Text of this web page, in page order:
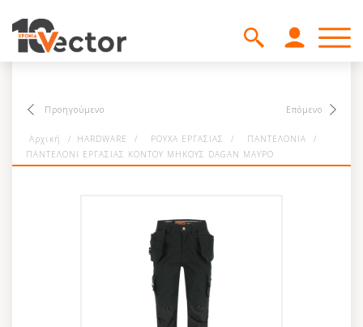
Προηγούμενο Επόμενο
Αρχική / HARDWARE / ΡΟΥΧΑ ΕΡΓΑΣΙΑΣ / ΠΑΝΤΕΛΟΝΙΑ
/
ΠΑΝΤΕΛΟΝΙ ΕΡΓΑΣΙΑΣ ΚΟΝΤΟΥ ΜΗΚΟΥΣ DAGAN ΜΑΥΡΟ